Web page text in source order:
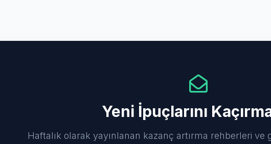
Yeni İpuçlarını
Haftalık olarak yayınlanan kazanç artırma rehberleri ve